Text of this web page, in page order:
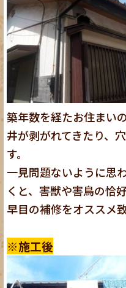
築年数を経たお住まい
井が剥がれてきたり、
す。
一見問題ないように思
くと、害獣や害鳥の恰
早目の補修をオススメ
※施工後